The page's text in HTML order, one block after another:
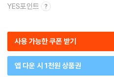
YES포인트
사용 가능한 쿠폰 받기
앱 다운 시 1천원 상품권